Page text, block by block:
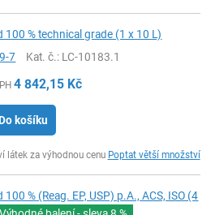
100 % technical grade (1 x 10 L)
7 Kat. č.: LC-10183.1
4 842,15 Kč
košíku
látek za výhodnou cenu Poptat větší množství
100 % (Reag. EP, USP) p.A., ACS, ISO (4